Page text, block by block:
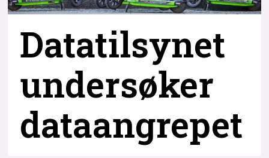
Datatilsynet
undersøker
dataangrepet